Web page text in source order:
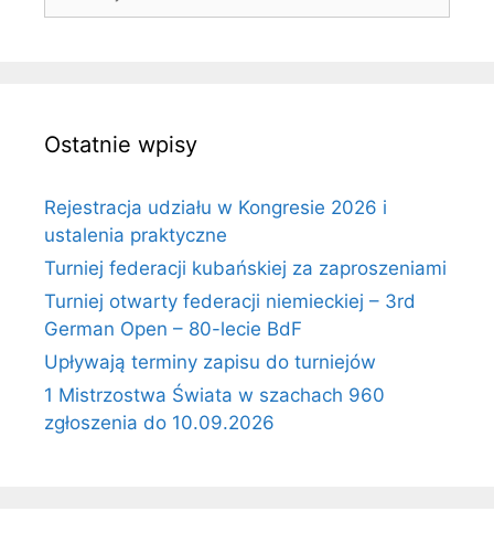
Ostatnie wpisy
Rejestracja udziału w Kongresie 2026 i
ustalenia praktyczne
Turniej federacji kubańskiej za zaproszeniami
Turniej otwarty federacji niemieckiej – 3rd
German Open – 80-lecie BdF
Upływają terminy zapisu do turniejów
1 Mistrzostwa Świata w szachach 960
zgłoszenia do 10.09.2026